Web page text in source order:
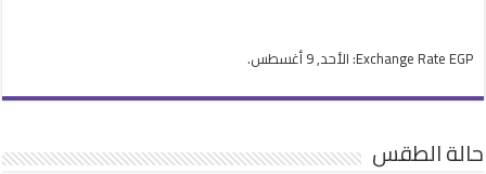
Exchange Rate EGP : الأحد, 9 أغسطس.
حالة الطقس